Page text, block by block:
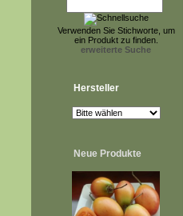
Verwenden Sie Stichworte, um
ein Produkt zu finden.
erweiterte Suche
Hersteller
Neue Produkte